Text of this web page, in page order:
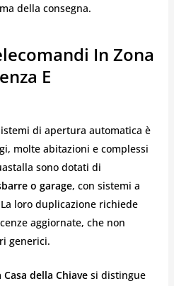
della consegna.
In Zona
E
di apertura automatica è
molte abitazioni e complessi
sono dotati di
o garage, con sistemi a
loro duplicazione richiede
aggiornate, che non
generici.
Casa della Chiavesi distingue